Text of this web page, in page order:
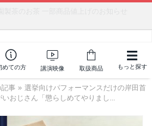
めての方 講演映像 取扱商品 もっと探す
事 » 選挙向けパフォーマンスだけの岸田首
おじさん「懲らしめてやりまし...